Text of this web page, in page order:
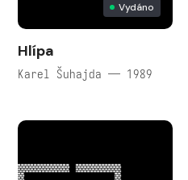
Vydáno
Hlípa
Karel Šuhajda — 1989